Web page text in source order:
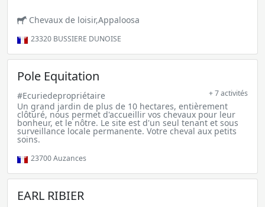
Chevaux de loisir,Appaloosa
23320 BUSSIERE DUNOISE
Pole Equitation
#Ecuriedepropriétaire + 7 activités
Un grand jardin de plus de 10 hectares, entièrement
clôturé, nous permet d'accueillir vos chevaux pour leur
bonheur, et le nôtre. Le site est d'un seul tenant et sous
surveillance locale permanente. Votre cheval aux petits
soins.
23700Auzances
EARL RIBIER